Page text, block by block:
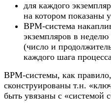
для каждого
на котором показаны
BPM-система
экземпляров в
(число и
каждого шага
BPM-системы, как
сконструированы т.н.
быть увязаны с «системой